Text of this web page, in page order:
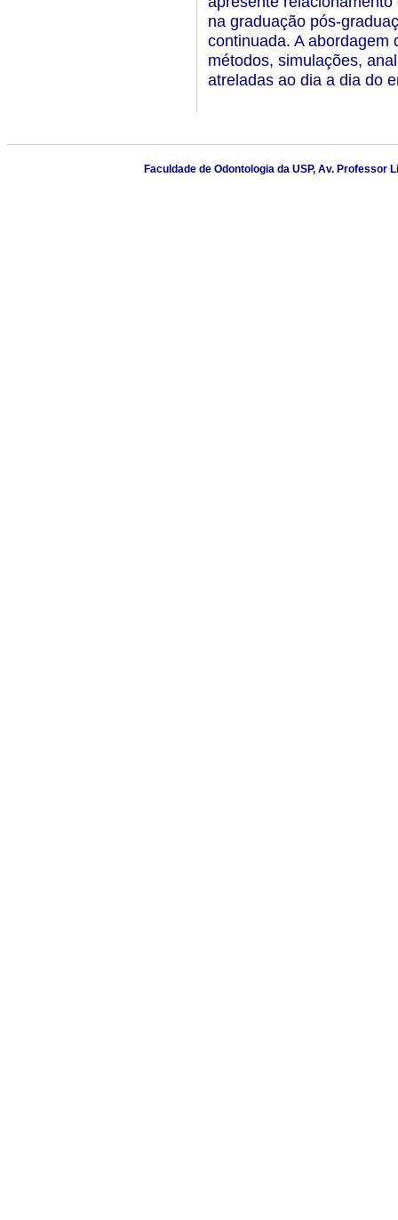
na graduação pós-
continuada. A abordagem
métodos, simulações,
atreladas ao dia a dia do
Faculdade de Odontologia da USP, Av. Professor